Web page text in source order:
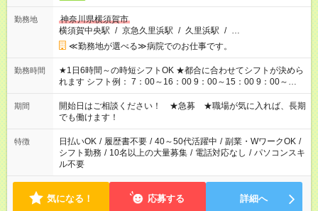
勤務地
神奈川県横須賀市
横須賀中央駅 / 京急久里浜駅 / 久里浜駅 / …
≪勤務地が選べる≫病院でのお仕事です。
勤務時間
★1日6時間～の時短シフトOK ★都合に合わせてシフトが決めら
れます シフト例： 7：00～16：00 9：00～15：00 9：00～
18：00 11：00～20：00 など ※Wワークの場合、他のお仕事と
合わせ週40時間超の就業はご案内できません ※法令に基づき、
週20時間以上勤務は社会保険への加入対象となります ※労働者
派遣法（日雇い派遣の原則禁止）により、短時間・短期間の就
業はご案内が難しい場合があります
期間
開始日はご相談ください！ ★急募 ★職場が気に入れば、長期
でも働けます！
特徴 日払いOK / 履歴書不要 / 40～50代活躍中 / 副業・WワークOK /
シフト勤務 / 10名以上の大量募集 / 電話対応なし / パソコンスキ
ル不要
気になる！ 応募する 詳細へ